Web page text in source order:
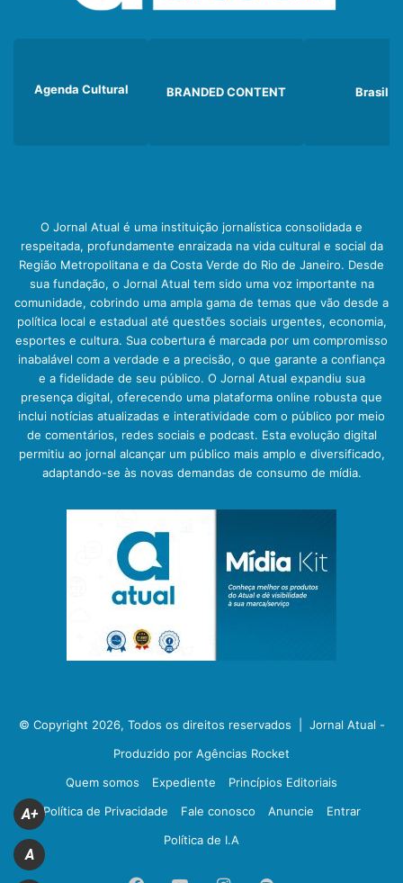
Agenda Cultural BRANDED CONTENT Brasil
O Jornal Atual é uma instituição jornalística consolidada e
respeitada, profundamente enraizada na vida cultural e social da
Região Metropolitana e da Costa Verde do Rio de Janeiro. Desde
sua fundação, o Jornal Atual tem sido uma voz importante na
comunidade, cobrindo uma ampla gama de temas que vão desde a
política local e estadual até questões sociais urgentes, economia,
esportes e cultura. Sua cobertura é marcada por um compromisso
inabalável com a verdade e a precisão, o que garante a confiança
e a fidelidade de seu público. O Jornal Atual expandiu sua
presença digital, oferecendo uma plataforma online robusta que
inclui notícias atualizadas e interatividade com o público por meio
de comentários, redes sociais e podcast. Esta evolução digital
permitiu ao jornal alcançar um público mais amplo e diversificado,
adaptando-se às novas demandas de consumo de mídia.
© Copyright 2026, Todos os direitos reservados | Jornal Atual -
Produzido por Agências Rocket
Quem somos
Expediente
Princípios Editoriais
Política de Privacidade
Fale conosco Anuncie
Entrar
Política de I.A
A+
A